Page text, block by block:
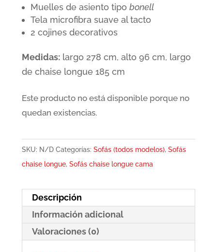
Muelles de asiento tipo bonell
Tela microfibra suave al tacto
2 cojines decorativos
Medidas:largo 278 cm, alto 96 cm, largo
de chaise longue 185 cm
Este producto no está disponible porque no
quedan existencias.
SKU: N/D Categorías: Sofás (todos modelos), Sofás
chaise longue, Sofás chaise longue cama
Descripción
Información adicional
Valoraciones (0)